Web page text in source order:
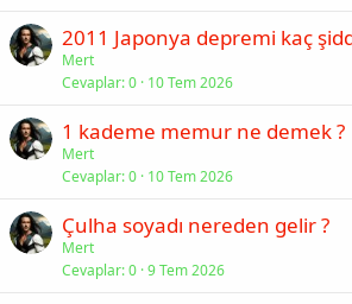
2011 Japonya depremi kaç
Mert
Cevaplar 0 10 Tem 2026
1 kademe memur ne demek ?
Mert
Cevaplar 0 10 Tem 2026
Çulha soyadı nereden gelir ?
Mert
Cevaplar 0 9 Tem 2026